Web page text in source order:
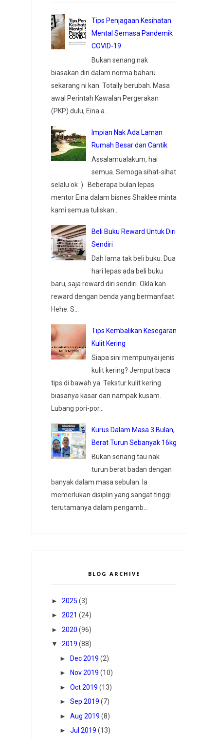
Tips Penjagaan Kesihatan
Mental Semasa Pandemik
COVID-19.
Bukan senang nak
biasakan diri dalam norma baharu
sekarang ni kan. Totally berubah. Masa
awal Perintah Kawalan Pergerakan
(PKP) dulu, Eina a...
Impian Nak Ada Laman
Rumah Besar dan Cantik
Assalamualakum, hai
semua. Semoga sihat-sihat
selalu ok :) Beberapa bulan lepas
mentor Eina dalam bisnes Shaklee minta
kami semua tuliskan...
Beli Buku Reward Untuk Diri
Sendiri
Dah lama tak beli buku. Dua
hari lepas ada beli buku
baru, saja reward diri sendiri. Okla kan
reward dengan benda yang bermanfaat.
Hehe. S...
Tips Kembalikan Kesegaran
Kulit Kering
Siapa sini mempunyai jenis
kulit kering? Jemput baca
tips di bawah ya. Tekstur kulit kering
biasanya kasar dan nampak kusam.
Lubang pori-por...
Kurus Dalam Masa 3 Bulan,
Berat Turun Sebanyak 16kg
Bukan senang tau nak
turun berat badan dengan
banyak dalam masa sebulan. Ia
memerlukan disiplin yang sangat tinggi
terutamanya dalam pengamb...
BLOG ARCHIVE
► 2025 (3)
► 2021 (24)
► 2020 (96)
▼
2019 (88)
►
Dec 2019 (2)
►
Nov 2019 (10)
► Oct 2019 (13)
► Sep 2019 (7)
► Aug 2019 (8)
► Jul 2019 (13)